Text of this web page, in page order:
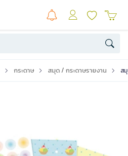
กระดาษ สมุด / กระดาษรายงาน ส